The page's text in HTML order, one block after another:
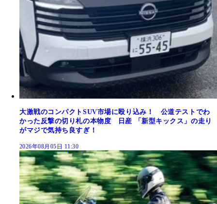
大激戦のコンパクトSUV市場に殴り込み！ 公道テストでわ
かった反撃の切り札の本物度 日産 「新型キックス」の走り
がマジで気持ち良すぎ！
2026年08月05日 11:30